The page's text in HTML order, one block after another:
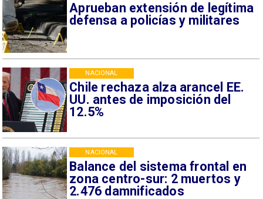
Aprueban extensión de legítima
defensa a policías y militares
Chile rechaza alza arancel EE.
UU. antes de imposición del
12.5%
NACIONAL
Balance del sistema frontal en
zona centro-sur: 2 muertos y
2.476 damnificados
NACIONAL